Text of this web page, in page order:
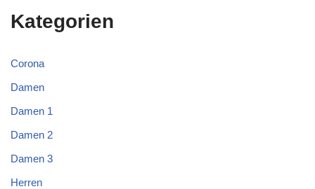
Kategorien
Corona
Damen
Damen 1
Damen 2
Damen 3
Herren